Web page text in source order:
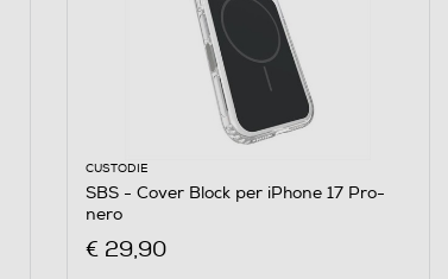
CUSTODIE
SBS - Cover Block per iPhone 17 Pro-
nero
€ 29,90